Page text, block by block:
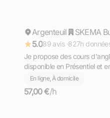
Répond rapidement
Argenteuil
SKEMA
5.089 avis ·827h
Je propose des cours
disponible en Présentiel et
En ligne, À domicile
57,00 €/h